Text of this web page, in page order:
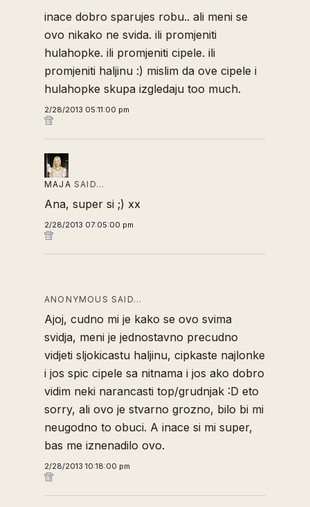
inace dobro sparujes robu.. ali meni se
ovo nikako ne svida. ili promjeniti
hulahopke. ili promjeniti cipele. ili
promjeniti haljinu :) mislim da ove cipele i
hulahopke skupa izgledaju too much.
2/28/2013 05:11:00 pm
MAJA SAID…
Ana, super si ;) xx
2/28/2013 07:05:00 pm
ANONYMOUS SAID…
Ajoj, cudno mi je kako se ovo svima
svidja, meni je jednostavno precudno
vidjeti sljokicastu haljinu, cipkaste najlonke
i jos spic cipele sa nitnama i jos ako dobro
vidim neki narancasti top/grudnjak :D eto
sorry, ali ovo je stvarno grozno, bilo bi mi
neugodno to obuci. A inace si mi super,
bas me iznenadilo ovo.
2/28/2013 10:18:00 pm